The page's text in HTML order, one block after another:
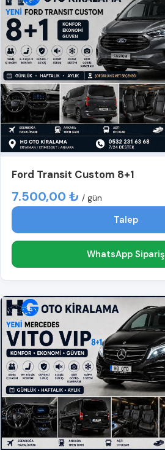
Ford Transit Custom 8+1
7.500,00 ₺ / gün
Talep
WhatsApp Sipariş